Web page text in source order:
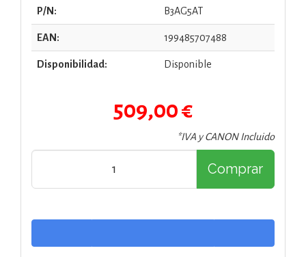
P/N: B3AG5AT
EAN: 199485707488
Disponibilidad: Disponible
509,00 €
*IVA y CANON Incluido
Comprar